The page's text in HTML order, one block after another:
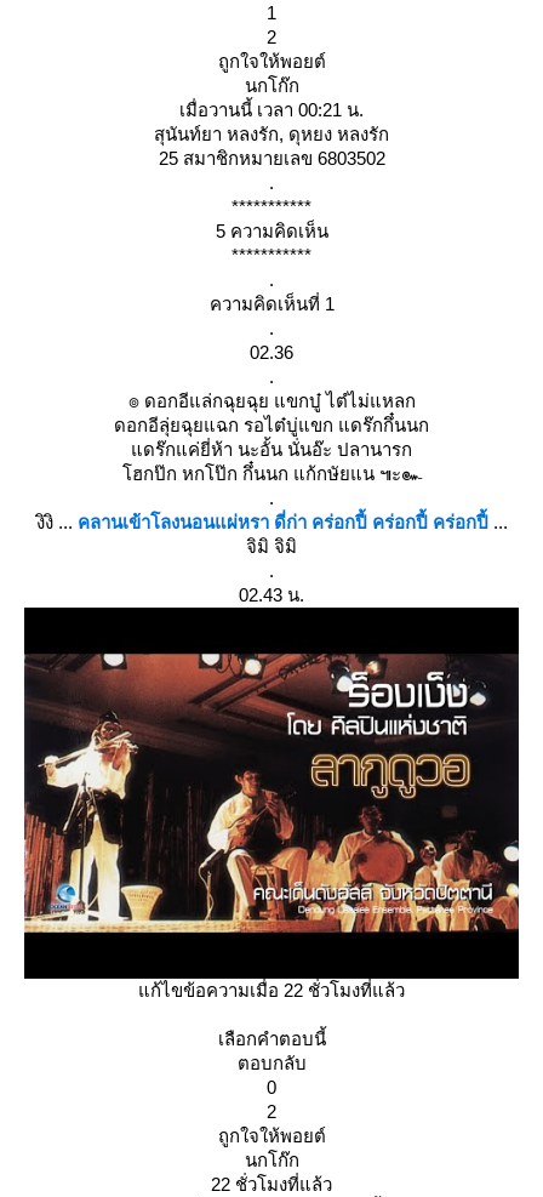
1
2
ถูกใจให้พอยต์
นกโก๊ก
เมื่อวานนี้ เวลา 00:21 น.
สุนันท์ยา หลงรัก, ดุหยง หลงรัก
25 สมาชิกหมายเลข 6803502
.
***********
5 ความคิดเห็น
***********
.
ความคิดเห็นที่ 1
.
02.36
.
๏ ดอกอีแล่กฉุยฉุย แขกบู๋ ไตํไม่แหลก
ดอกอีลุ่ยฉุยแฉก รอไต๋บู่แขก แดร๊กกึ๋นนก
ดร๊กแค่ยี่ห้า นะอั้น นั่นอ๊ะ ปลานารก
ฮกป๊ก หกโป๊ก กึ๋นนก แก้กษัยแน ๚ะ๛
.
งิงิ ... คลานเข้าโลงนอนแผ่หรา ดี่ก่า คร่อกปี้ คร่อกปี้ คร่อกปี้...
จิมิ จิมิ
.
02.43 น.
ก้ไขข้อความเมื่อ 22 ชั่วโมงที่แล้ว
เลือกคำตอบนี้
ตอบกลับ
0
2
ถูกใจให้พอยต์
นกโก๊ก
22 ชั่วโมงที่แล้ว